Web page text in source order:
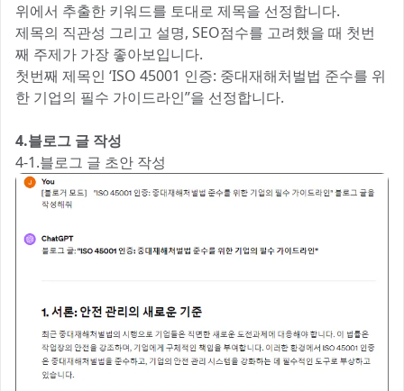
위에서 추출한 키워드를 토대로 제목을 선정합니다.
제목의 직관성 그리고 설명, SEO점수를 고려했을 때 첫번
째 주제가 가장 좋아보입니다.
첫번째 제목인 ‘ISO 45001 인증: 중대재해처벌법 준수를 위
한 기업의 필수 가이드라인”을 선정합니다.
4.블로그 글 작성
4-1.블로그 글 초안 작성